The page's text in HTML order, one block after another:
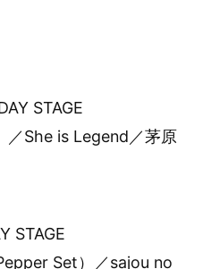
STAGE
／She is Legend／茅原
STAGE
Set）／sajou no